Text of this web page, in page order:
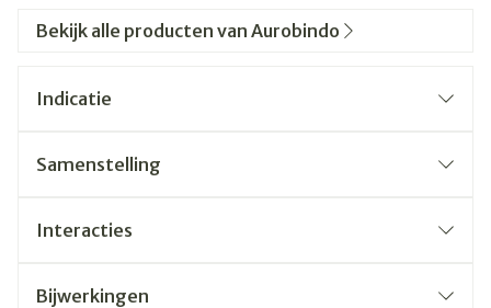
Bekijk alle producten van Aurobindo
Indicatie
Samenstelling
Interacties
Bijwerkingen